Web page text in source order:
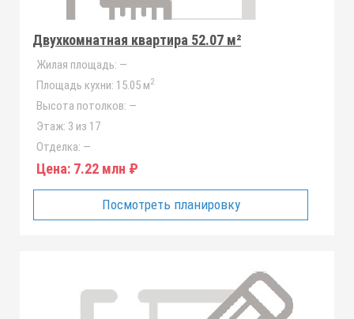
Двухкомнатная квартира 52.07 м²
Жилая площадь: —
Площадь кухни: 15.05 м2
Высота потолков: —
Этаж: 3 из 17
Отделка: —
Цена: 7.22 млн ₽
Посмотреть планировку